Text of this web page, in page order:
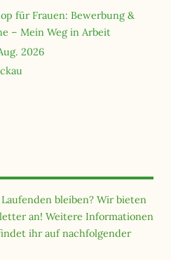
für Frauen: Bewerbung &
– Mein Weg in Arbeit
2026
bleiben? Wir bieten
an! Weitere Informationen
ihr auf nachfolgender